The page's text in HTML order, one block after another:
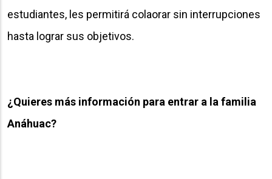
estudiantes, les permitirá colaorar sin interrupciones
hasta lograr sus objetivos.
¿Quieres más información para entrar a la familia
Anáhuac?